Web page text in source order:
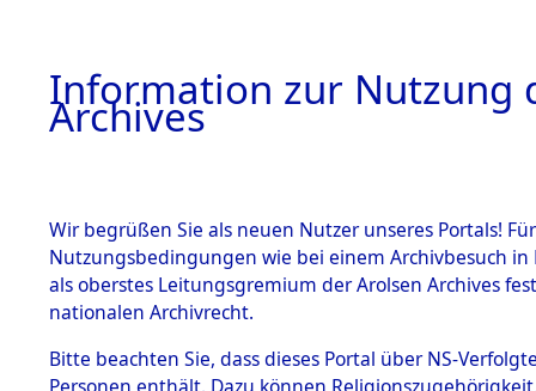
BESTÄNDE
1.
Inhaftierungsdoku
0049
Information zur Nutzung
Archives
Wir begrüßen Sie als neuen Nutzer unseres Portals!
Nutzungsbedingungen wie bei einem Archivbesuch
als oberstes Leitungsgremium der Arolsen Archives
nationalen Archivrecht.
Bitte beachten Sie, dass dieses Portal über NS-